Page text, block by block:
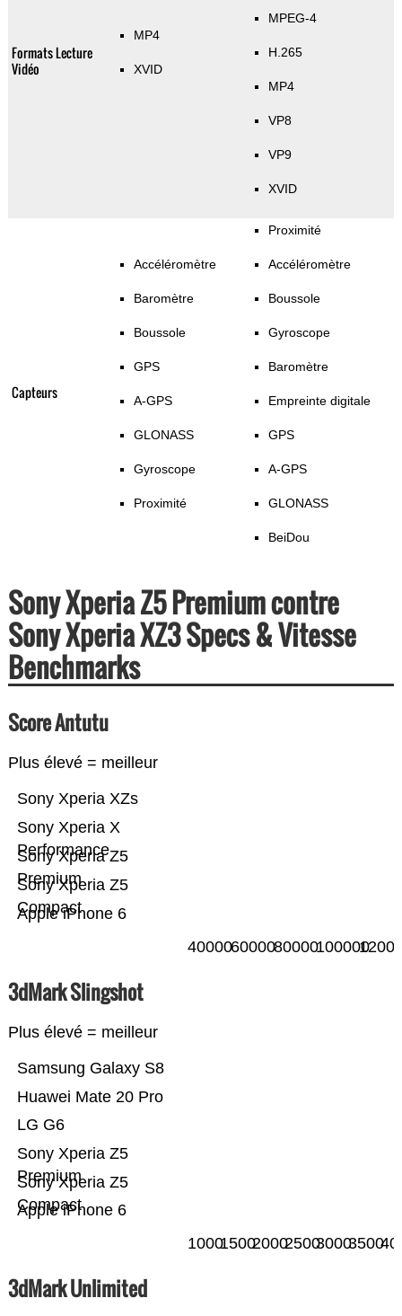
Formats Lecture
Vidéo
MP4
XVID
MPEG-4
H.265
MP4
VP8
VP9
XVID
Capteurs
Accéléromètre
Baromètre
Boussole
GPS
A-GPS
GLONASS
Gyroscope
Proximité
Proximité
Accéléromètre
Boussole
Gyroscope
Baromètre
Empreinte digitale
GPS
A-GPS
GLONASS
BeiDou
Sony Xperia Z5 Premium contre
Sony Xperia XZ3 Specs & Vitesse
Benchmarks
Score Antutu
Plus élevé = meilleur
Apple iPhone 6
Sony Xperia Z5
Compact
Sony Xperia Z5
Premium
Sony Xperia X
Performance
Sony Xperia XZs
400006000080000100000
3dMark Slingshot
Plus élevé = meilleur
Apple iPhone 6
Sony Xperia Z5
Compact
Sony Xperia Z5
Premium
LG G6
Huawei Mate 20 Pro
Samsung Galaxy S8
100015002000250030003500
3dMark Unlimited